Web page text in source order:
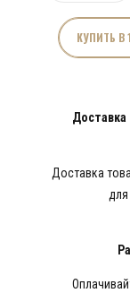
"Чаша"
КУПИТЬ В
Доставка
для